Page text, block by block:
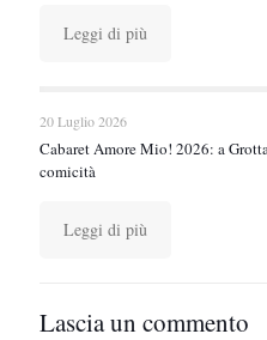
Leggi di più
20 Luglio 2026
Cabaret Amore Mio! 2026: a
comicità
Leggi di più
Lascia un commento